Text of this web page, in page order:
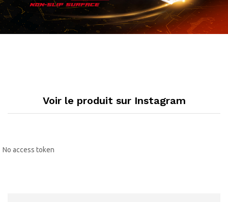
Voir le produit sur Instagram
No access token